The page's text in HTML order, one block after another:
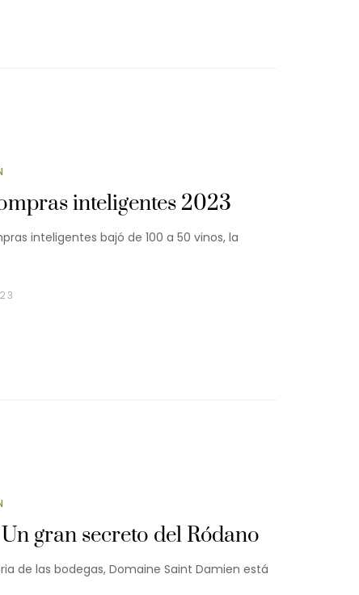
inteligentes 2023
inteligentes bajó de 100 a 50 vinos, la
gran secreto del Ródano
de las bodegas, Domaine Saint Damien está